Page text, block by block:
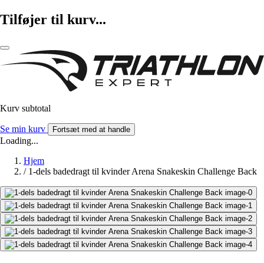
Tilføjer til kurv...
Kurv subtotal
Se min kurv Fortsæt med at handle
Loading...
Hjem
/ 1-dels badedragt til kvinder Arena Snakeskin Challenge Back